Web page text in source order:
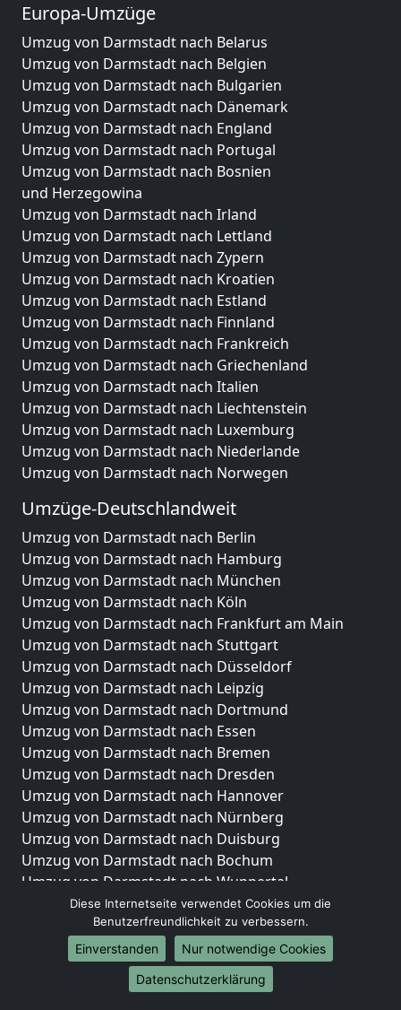
Europa-Umzüge
Umzug von Darmstadt nach Belarus
Umzug von Darmstadt nach Belgien
Umzug von Darmstadt nach Bulgarien
Umzug von Darmstadt nach Dänemark
Umzug von Darmstadt nach England
Umzug von Darmstadt nach Portugal
Umzug von Darmstadt nach Bosnien
und Herzegowina
Umzug von Darmstadt nach Irland
Umzug von Darmstadt nach Lettland
Umzug von Darmstadt nach Zypern
Umzug von Darmstadt nach Kroatien
Umzug von Darmstadt nach Estland
Umzug von Darmstadt nach Finnland
Umzug von Darmstadt nach Frankreich
Umzug von Darmstadt nach Griechenland
Umzug von Darmstadt nach Italien
Umzug von Darmstadt nach Liechtenstein
Umzug von Darmstadt nach Luxemburg
Umzug von Darmstadt nach Niederlande
Umzug von Darmstadt nach Norwegen
Umzüge-Deutschlandweit
Umzug von Darmstadt nach Berlin
Umzug von Darmstadt nach Hamburg
Umzug von Darmstadt nach München
Umzug von Darmstadt nach Köln
Umzug von Darmstadt nach Frankfurt am Main
Umzug von Darmstadt nach Stuttgart
Umzug von Darmstadt nach Düsseldorf
Umzug von Darmstadt nach Leipzig
Umzug von Darmstadt nach Dortmund
Umzug von Darmstadt nach Essen
Umzug von Darmstadt nach Bremen
Umzug von Darmstadt nach Dresden
Umzug von Darmstadt nach Hannover
Umzug von Darmstadt nach Nürnberg
Umzug von Darmstadt nach Duisburg
Umzug von Darmstadt nach Bochum
Umzug von Darmstadt nach Wuppertal
Umzug von Darmstadt nach Bielefeld
Umzug von Darmstadt nach Bonn
Umzug von Darmstadt nach Münster
Internationale-Umzüge
Diese Internetseite verwendet Cookies um die
Benutzerfreundlichkeit zu verbessern.
Einverstanden
Nur notwendige Cookies
Datenschutzerklärung